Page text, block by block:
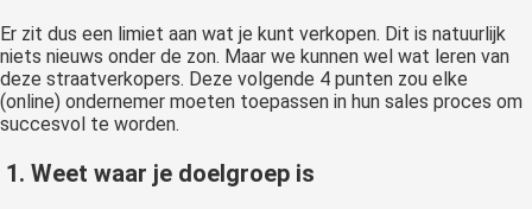
Er zit dus een limiet aan wat je kunt verkopen. Dit is natuurlijk
niets nieuws onder de zon. Maar we kunnen wel wat leren van
deze straatverkopers. Deze volgende 4 punten zou elke
(online) ondernemer moeten toepassen in hun sales proces om
succesvol te worden.
1. Weet waar je doelgroep is